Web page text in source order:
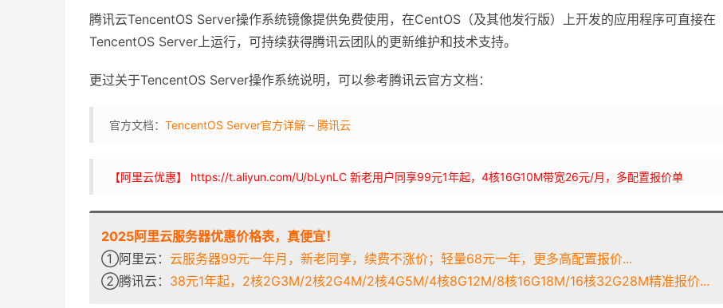
腾讯云TencentOS Server操作系统镜像提供免费使用，在CentOS（及其他发行版）上开发的应用程序可直接在
TencentOS Server上运行，可持续获得腾讯云团队的更新维护和技术支持。
更过关于TencentOS Server操作系统说明，可以参考腾讯云官方文档：
官方文档： TencentOS Server官方详解 – 腾讯云
【阿里云优惠】 https://t.aliyun.com/U/bLynLC 新老用户同享99元1年起，4核16G10M带宽26元/月，多配置报价单
2025阿里云服务器优惠价格表，真便宜！
①阿里云： 云服务器99元一年月，新老同享，续费不涨价；轻量68元一年，更多高配置报价...
②腾讯云： 38元1年起，2核2G3M/2核2G4M/2核4G5M/4核8G12M/8核16G18M/16核32G28M精准报价...